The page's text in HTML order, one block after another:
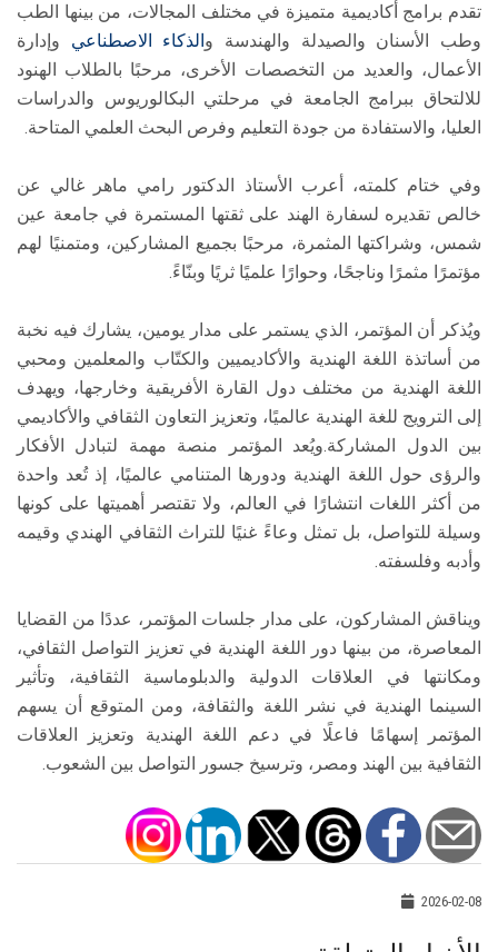
تقدم برامج أكاديمية متميزة في مختلف المجالات، من بينها الطب
وطب الأسنان والصيدلة والهندسة و الذكاء الاصطناعي وإدارة
الأعمال، والعديد من التخصصات الأخرى، مرحبًا بالطلاب الهنود
للالتحاق ببرامج الجامعة في مرحلتي البكالوريوس والدراسات
العليا، والاستفادة من جودة التعليم وفرص البحث العلمي المتاحة.
وفي ختام كلمته، أعرب الأستاذ الدكتور رامي ماهر غالي عن
خالص تقديره لسفارة الهند على ثقتها المستمرة في جامعة عين
شمس، وشراكتها المثمرة، مرحبًا بجميع المشاركين، ومتمنيًا لهم
مؤتمرًا مثمرًا وناجحًا، وحوارًا علميًا ثريًا وبنّاءً.
ويُذكر أن المؤتمر، الذي يستمر على مدار يومين، يشارك فيه نخبة
من أساتذة اللغة الهندية والأكاديميين والكتّاب والمعلمين ومحبي
اللغة الهندية من مختلف دول القارة الأفريقية وخارجها، ويهدف
إلى الترويج للغة الهندية عالميًا، وتعزيز التعاون الثقافي والأكاديمي
بين الدول المشاركة.ويُعد المؤتمر منصة مهمة لتبادل الأفكار
والرؤى حول اللغة الهندية ودورها المتنامي عالميًا، إذ تُعد واحدة
من أكثر اللغات انتشارًا في العالم، ولا تقتصر أهميتها على كونها
وسيلة للتواصل، بل تمثل وعاءً غنيًا للتراث الثقافي الهندي وقيمه
وأدبه وفلسفته.
ويناقش المشاركون، على مدار جلسات المؤتمر، عددًا من القضايا
المعاصرة، من بينها دور اللغة الهندية في تعزيز التواصل الثقافي،
ومكانتها في العلاقات الدولية والدبلوماسية الثقافية، وتأثير
السينما الهندية في نشر اللغة والثقافة، ومن المتوقع أن يسهم
المؤتمر إسهامًا فاعلًا في دعم اللغة الهندية وتعزيز العلاقات
الثقافية بين الهند ومصر، وترسيخ جسور التواصل بين الشعوب.
2026-02-08